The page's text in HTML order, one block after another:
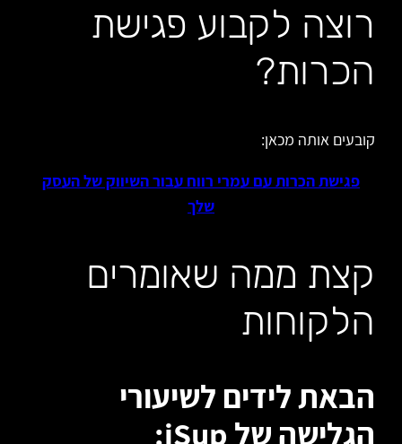
רוצה לקבוע פגישת
הכרות?
קובעים אותה מכאן:
פגישת הכרות עם עמרי רווח עבור השיווק של העסק
שלך
קצת ממה שאומרים
הלקוחות
הבאת לידים לשיעורי
הגלישה של iSup: